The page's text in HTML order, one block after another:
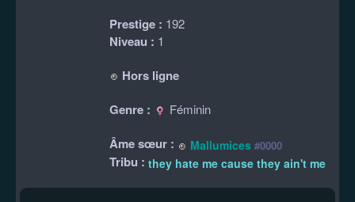
Prestige : 192
Niveau : 1
Hors ligne
Genre :
Féminin
Âme sœur : Mallumices #0000
Tribu : they hate me cause they ain't me